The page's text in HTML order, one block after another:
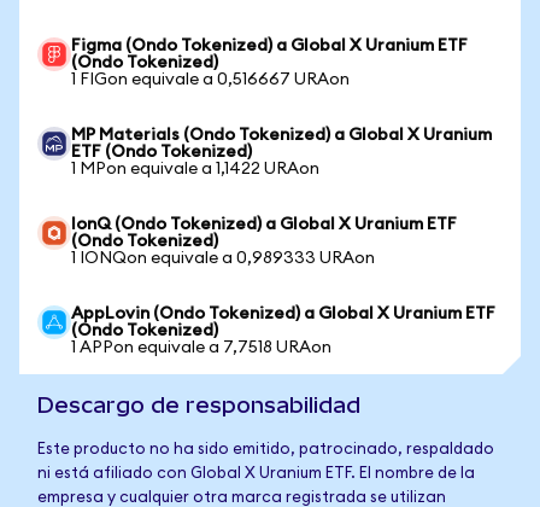
Figma (Ondo Tokenized) a Global X Uranium ETF
(Ondo Tokenized)
1 FIGon equivale a 0,516667 URAon
MP Materials (Ondo Tokenized) a Global X Uranium
ETF (Ondo Tokenized)
1 MPon equivale a 1,1422 URAon
IonQ (Ondo Tokenized) a Global X Uranium ETF
(Ondo Tokenized)
1 IONQon equivale a 0,989333 URAon
AppLovin (Ondo Tokenized) a Global X Uranium ETF
(Ondo Tokenized)
1 APPon equivale a 7,7518 URAon
Descargo de responsabilidad
Este producto no ha sido emitido, patrocinado, respaldado
ni está afiliado con Global X Uranium ETF. El nombre de la
empresa y cualquier otra marca registrada se utilizan